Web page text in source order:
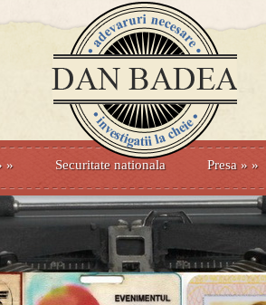
» Securitate nationala Presa » »